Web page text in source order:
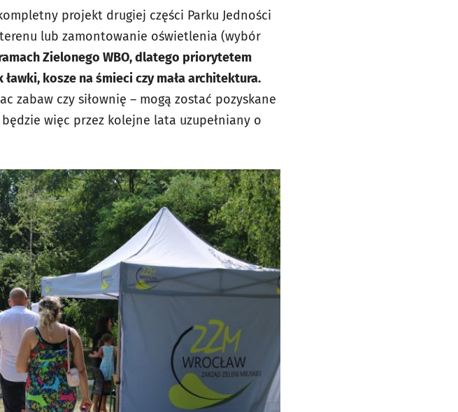
projekt drugiej części Parku Jedności
lub zamontowanie oświetlenia (wybór
Zielonego WBO, dlatego priorytetem
kosze na śmieci czy mała architektura.
zabaw czy siłownię – mogą zostać pozyskane
więc przez kolejne lata uzupełniany o